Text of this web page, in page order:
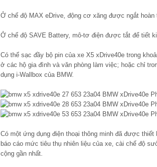
Ở chế độ MAX eDrive, động cơ xăng được ngắt hoàn
Ở chế độ SAVE Battery, mô-tơ điện được tắt để tiết
Có thể sạc đầy bộ pin của xe X5 xDrive40e trong
ở các hộ gia đình và văn phòng làm việc; hoặc chỉ
dụng i-Wallbox của BMW.
Có một ứng dụng điện thoại thông minh đã được
báo cáo mức tiêu thụ nhiên liệu của xe, cài chế độ
cộng gần nhất.